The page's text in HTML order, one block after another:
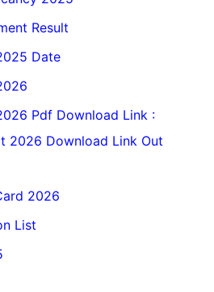
Result
Date
Pdf Download Link :
2026 Download Link Out
2026
List